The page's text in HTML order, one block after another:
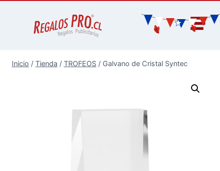
Inicio / Tienda / TROFEOS / Galvano de Cristal Syntec